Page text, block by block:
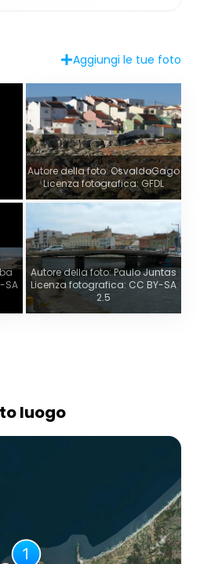
Aggiungi le tue foto
Autore della foto: OsvaldoGago
Licenza fotografica: GFDL
SA
Autore della foto: Paulo Juntas
Licenza fotografica: CC BY-SA
2.5
luogo